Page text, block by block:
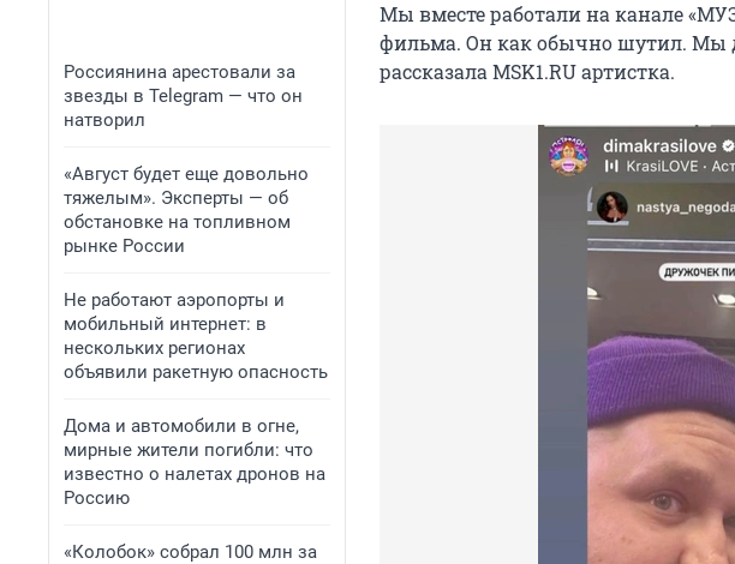
Россиянина арестовали за
звезды в Telegram — что он
натворил
«Август будет еще довольно
тяжелым». Эксперты — об
обстановке на топливном
рынке России
Не работают аэропорты и
мобильный интернет: в
нескольких регионах
объявили ракетную опасность
Дома и автомобили в огне,
мирные жители погибли: что
известно о налетах дронов на
Россию
«Колобок» собрал 100 млн за
Мы вместе работали на канале
фильма. Он как обычно шутил. Мы
рассказала MSK1.RU артистка.